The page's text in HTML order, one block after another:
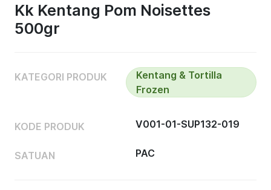
Kk Kentang Pom Noisettes
500gr
KATEGORI PRODUK
Kentang & Tortilla
Frozen
KODE PRODUK V001-01-SUP132-019
SATUAN PAC